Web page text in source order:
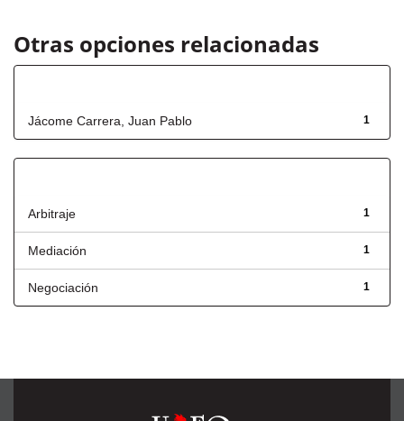
Otras opciones relacionadas
1
Jácome Carrera, Juan Pablo
1
Arbitraje
1
Mediación
1
Negociación